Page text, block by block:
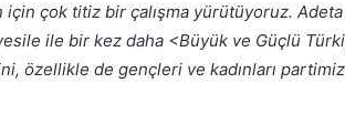
çok titiz bir çalışma yürütüyoruz.
ile bir kez daha <Büyük ve Güçlü
özellikle de gençleri ve kadınları